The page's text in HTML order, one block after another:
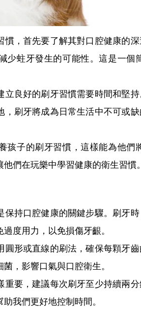
首先要了解其對口腔健康的深
少蛀牙發生的可能性。這是一
良好的刷牙習慣需要時間和堅持
，刷牙將成為日常生活中不可或
子的刷牙習慣，這樣能為他們
們在玩樂中學習健康的衛生習慣。
口腔健康的關鍵步驟。刷牙時
度用力，以免損傷牙齦。
形或直線的刷法，確保每顆牙齒
，影響口氣與口腔衛生。
要，建議每次刷牙至少持續兩分
我們更好地控制時間。